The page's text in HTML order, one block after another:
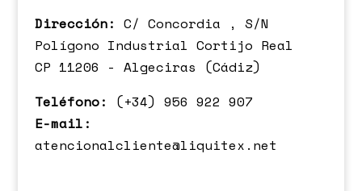
Dirección: C/ Concordia , S/N
Polígono Industrial Cortijo Real
CP 11206 - Algeciras (Cádiz)
Teléfono:
(+34) 956 922 907
E-mail:
atencionalcliente@liquitex.net